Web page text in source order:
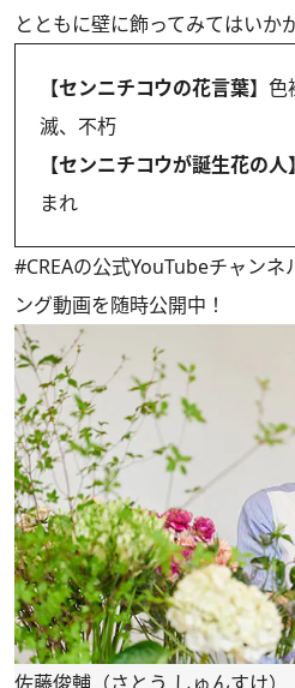
とともに壁に飾ってみてはいか
【センニチコウの花言葉】 色
滅、不朽
【センニチコウが誕生花の人】
まれ
#CREAの公式YouTubeチャンネ
ング動画を随時公開中！